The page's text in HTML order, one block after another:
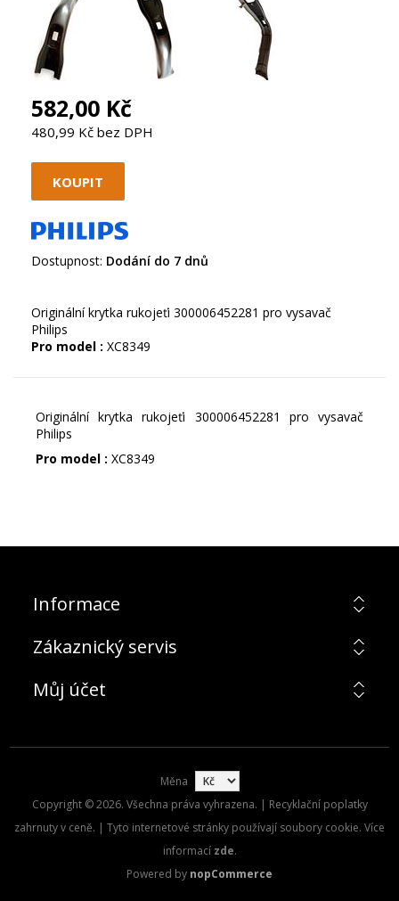
582,00 Kč
480,99 Kč bez DPH
Dostupnost: Dodání do 7 dnů
Originální krytka rukojeťi 300006452281 pro vysavač
Philips
Pro model :
Originální krytka rukojeťi 300006452281 pro vysavač
Philips
Pro model : XC8349
Informace
Zákaznický servis
Můj účet
Měna
Copyright © 2026. Všechna práva vyhrazena. | Recyklační poplatky
zahrnuty v ceně. | Tyto internetové stránky používají soubory cookie. Více
informací zde.
Powered by nopCommerce